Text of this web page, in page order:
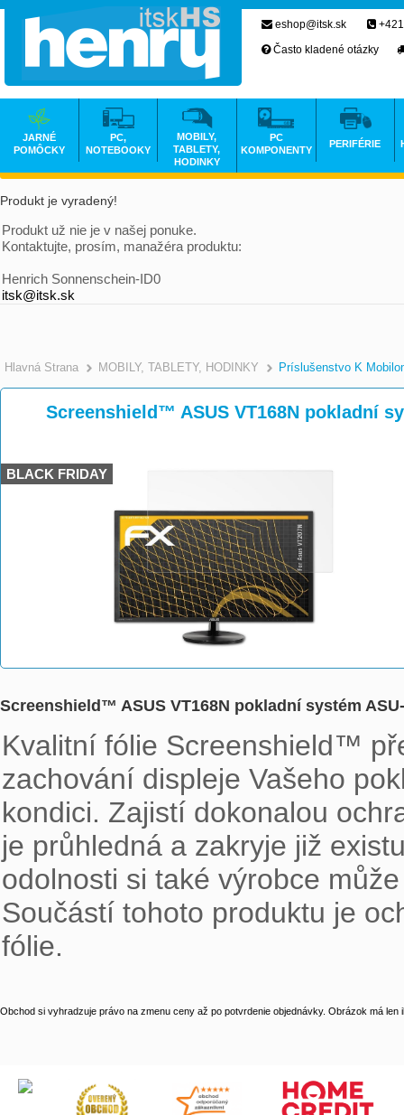
Produkt je vyradený!
Produkt už nie je v našej ponuke.
Kontaktujte, prosím, manažéra produktu:
Henrich Sonnenschein-ID0
itsk@itsk.sk
Hlavná Strana >
MOBILY, TABLETY, HODINKY >
Príslušenstvo K
Screenshield™ ASUS VT168N pokladní
BLACK FRIDAY
Screenshield™ ASUS VT168N pokladní systém
Kvalitní fólie Screenshield™
zachování displeje Vašeho
kondici. Zajistí dokonalou
je průhledná a zakryje již
odolnosti si také výrobce
Součástí tohoto produktu je
fólie.
Obchod si vyhradzuje právo na zmenu ceny až po potvrdenie objednávky. Obrázok má len
eshop@itsk.sk
Často kladené otázky
JARNÉ
POMÔCKY
PC,
NOTEBOOKY
MOBILY,
TABLETY,
HODINKY
PC
KOMPONENTY
PERIFÉRIE